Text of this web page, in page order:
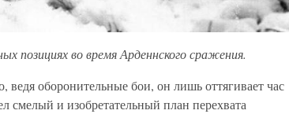
позициях во время Арденнского сражения.
ведя оборонительные бои, он лишь оттягивает час
смелый и изобретательный план перехвата